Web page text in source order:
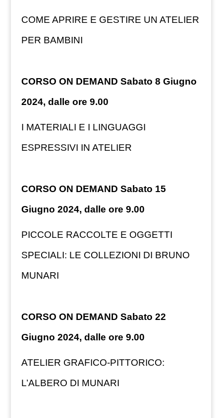
COME APRIRE E GESTIRE UN ATELIER
PER BAMBINI
CORSO ON DEMAND Sabato 8 Giugno
2024, dalle ore 9.00
I MATERIALI E I LINGUAGGI
ESPRESSIVI IN ATELIER
CORSO ON DEMAND Sabato 15
Giugno 2024, dalle ore 9.00
PICCOLE RACCOLTE E OGGETTI
SPECIALI: LE COLLEZIONI DI BRUNO
MUNARI
CORSO ON DEMAND Sabato 22
Giugno 2024, dalle ore 9.00
ATELIER GRAFICO-PITTORICO:
L’ALBERO DI MUNARI